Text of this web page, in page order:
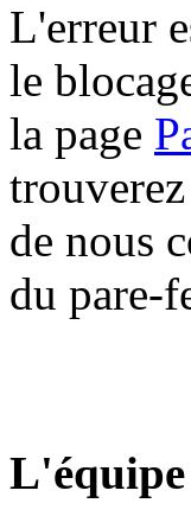
L'erreur
le
la page
de nous
du pare-